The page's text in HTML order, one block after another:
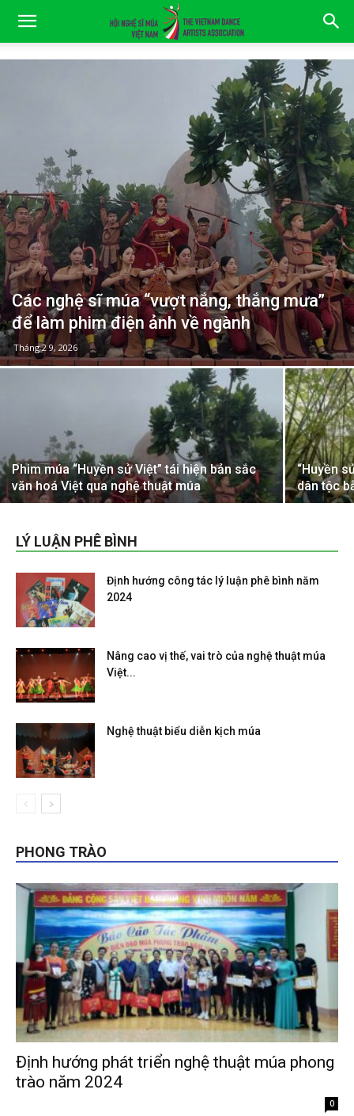
Các nghệ sĩ múa “vượt nắng, thắng mưa”
để làm phim điện ảnh về ngành
Tháng 2 9, 2026
Phim múa “Huyền sử Việt” tái hiện bản sắc
văn hoá Việt qua nghệ thuật múa
“Huyền
dân tộc
LÝ LUẬN PHÊ BÌNH
Định hướng công tác lý luận phê bình năm
2024
Nâng cao vị thế, vai trò của nghệ thuật múa
Việt...
Nghệ thuật biểu diễn kịch múa
PHONG TRÀO
Định hướng phát triển nghệ thuật múa phong
trào năm 2024
0